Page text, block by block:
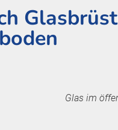
Glas im